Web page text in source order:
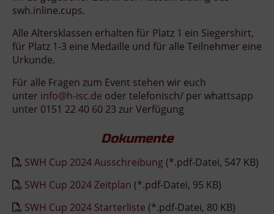
swh.inline.cups.
Alle Altersklassen erhalten für Platz 1 ein Siegershirt,
für Platz 1-3 eine Medaille und für alle Teilnehmer eine
Urkunde.
Für alle Fragen zum Event stehen wir euch
unter info@h-isc.de oder telefonisch/ per whattsapp
unter 0151 22 40 60 23 zur Verfügung
Dokumente
SWH Cup 2024 Ausschreibung(*.pdf-Datei, 547 KB)
SWH Cup 2024 Zeitplan (*.pdf-Datei, 95 KB)
SWH Cup 2024 Starterliste (*.pdf-Datei, 80 KB)